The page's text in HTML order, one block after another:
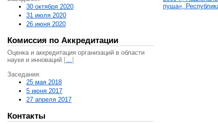
30 октября 2020
31 июля 2020
26 июня 2020
Комиссия по Аккредитации
Оценка и аккредитация организаций в области
науки и инноваций […]
Заседания:
25 мая 2018
5 июня 2017
27 апреля 2017
Контакты
пуща»,